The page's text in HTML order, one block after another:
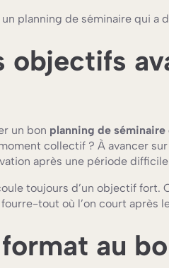
planning de séminaire qui a
objectifs
un bon planning de séminaire
collectif ? À avancer
après une période
toujours d’un objectif fort.
tout où l’on court après
au